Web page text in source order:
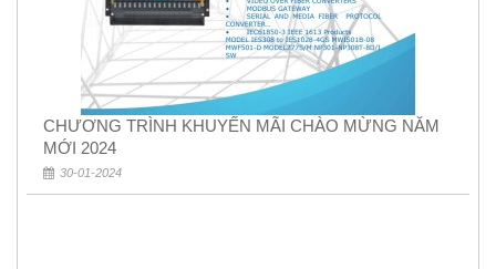
CHƯƠNG TRÌNH KHUYẾN MÃI CHÀO MỪNG NĂM
MỚI 2024
30-01-2024